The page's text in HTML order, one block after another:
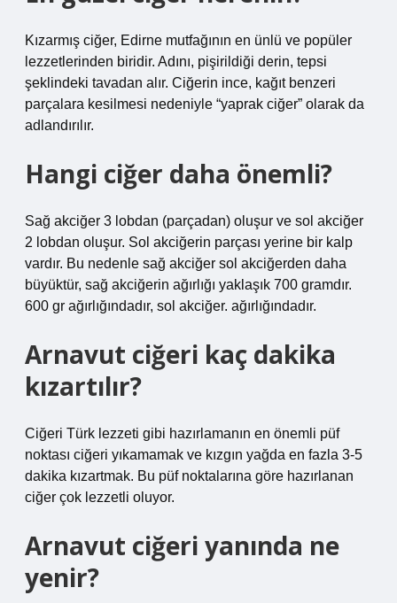
Kızarmış ciğer, Edirne mutfağının en ünlü ve popüler
lezzetlerinden biridir. Adını, pişirildiği derin, tepsi
şeklindeki tavadan alır. Ciğerin ince, kağıt benzeri
parçalara kesilmesi nedeniyle “yaprak ciğer” olarak da
adlandırılır.
Hangi ciğer daha önemli?
Sağ akciğer 3 lobdan (parçadan) oluşur ve sol akciğer
2 lobdan oluşur. Sol akciğerin parçası yerine bir kalp
vardır. Bu nedenle sağ akciğer sol akciğerden daha
büyüktür, sağ akciğerin ağırlığı yaklaşık 700 gramdır.
600 gr ağırlığındadır, sol akciğer. ağırlığındadır.
Arnavut ciğeri kaç dakika
kızartılır?
Ciğeri Türk lezzeti gibi hazırlamanın en önemli püf
noktası ciğeri yıkamamak ve kızgın yağda en fazla 3-5
dakika kızartmak. Bu püf noktalarına göre hazırlanan
ciğer çok lezzetli oluyor.
Arnavut ciğeri yanında ne
yenir?